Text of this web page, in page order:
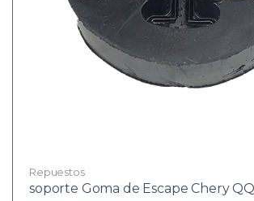
Repuestos
soporte Goma de Escape Chery QQ